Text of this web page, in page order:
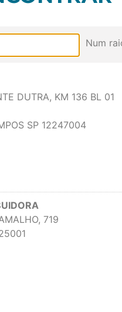
Num
DUTRA, KM 136 BL 01
SP 12247004
719